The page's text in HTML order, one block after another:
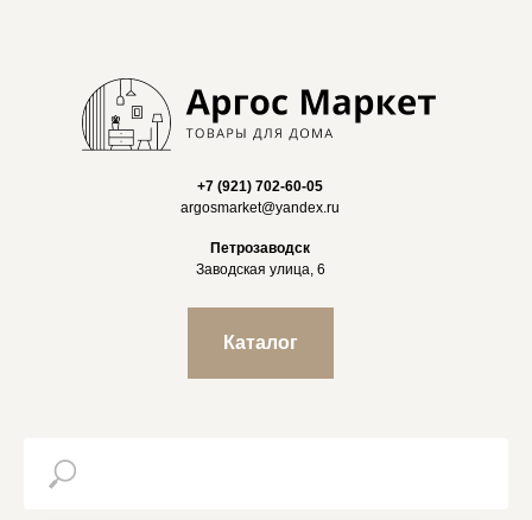
+7 (921) 702-60-05
argosmarket@yandex.ru
Петрозаводск
Заводская улица, 6
Каталог